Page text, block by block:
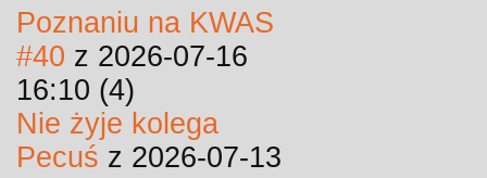
Poznaniu na KWAS
#40 z 2026-07-16
16:10 (4)
Nie żyje kolega
Pecuś z 2026-07-13